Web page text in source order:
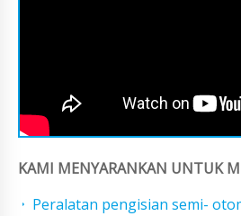
KAMI MENYARANKAN UNTUK
Peralatan pengisian semi-